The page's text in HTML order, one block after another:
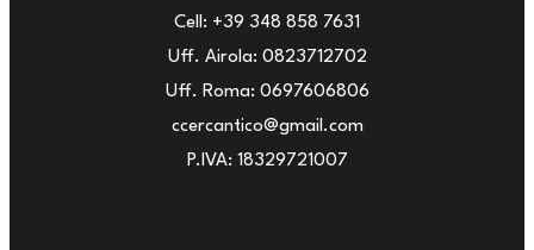
Cell: +39 348 858 7631
Uff. Airola: 0823712702
Uff. Roma: 0697606806
ccercantico@gmail.com
P.IVA: 18329721007